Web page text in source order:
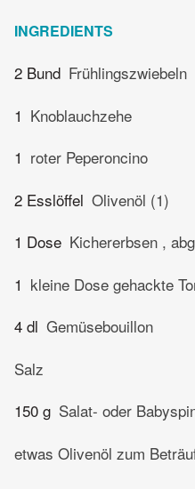
INGREDIENTS
2 Bund Frühlingszwiebeln
1 Knoblauchzehe
1 roter Peperoncino
2 Esslöffel Olivenöl (1)
1 Dose Kichererbsen ,
1 kleine Dose gehackte
4 dl Gemüsebouillon
Salz
150 g Salat- oder
etwas Olivenöl zum